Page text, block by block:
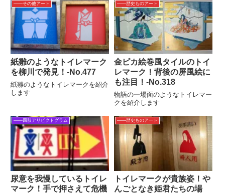
――その他アート
紙雛のようなトイレマーク
を柳川で発見！‐No.477
紙雛のようなトイレマークを紹介
します
――歴史ものアート
金ピカ絵巻風タイルのトイ
レマーク！背後の屏風絵に
も注目！-No.318
物語の一場面のようなトイレマー
クを紹介します
――四肢アリピクトグラム
尿意を我慢しているトイレ
マーク！手で押さえて危機
――歴史ものアート
トイレマークが貴族姿！や
んごとなき姫君たちの場